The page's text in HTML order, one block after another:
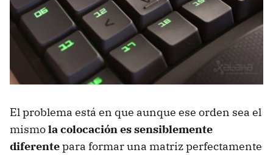
El problema está en que aunque ese orden sea el
mismola colocación es sensiblemente
diferentepara formar una matriz perfectamente